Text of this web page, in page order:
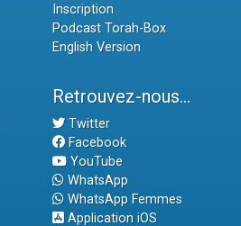
Inscription
Podcast Torah-Box
English Version
Retrouvez-nous...
Twitter
Facebook
YouTube
WhatsApp
WhatsApp Femmes
Application iOS